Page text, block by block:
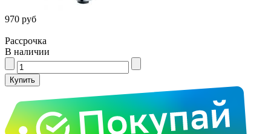
970 руб
Рассрочка
В наличии